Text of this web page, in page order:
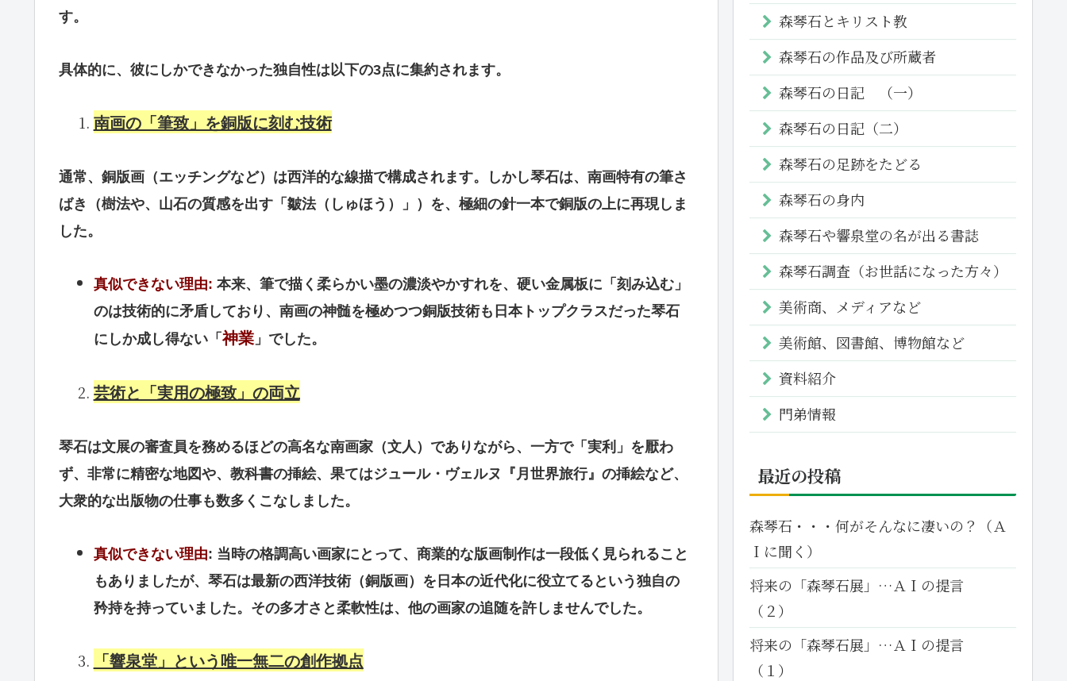
す。
具体的に、彼にしかできなかった独自性は以下の3点に集約されます。
南画の「筆致」を銅版に刻む技術
通常、銅版画（エッチングなど）は西洋的な線描で構成されます。しかし琴石は、南画特有の筆さ
ばき（樹法や、山石の質感を出す「皺法（しゅほう）」）を、極細の針一本で銅版の上に再現しま
した。
真似できない理由: 本来、筆で描く柔らかい墨の濃淡やかすれを、硬い金属板に「刻み込む」
のは技術的に矛盾しており、南画の神髄を極めつつ銅版技術も日本トップクラスだった琴石
にしか成し得ない「神業」でした。
芸術と「実用の極致」の両立
琴石は文展の審査員を務めるほどの高名な南画家（文人）でありながら、一方で「実利」を厭わ
ず、非常に精密な地図や、教科書の挿絵、果てはジュール・ヴェルヌ『月世界旅行』の挿絵など、
大衆的な出版物の仕事も数多くこなしました。
真似できない理由: 当時の格調高い画家にとって、商業的な版画制作は一段低く見られること
もありましたが、琴石は最新の西洋技術（銅版画）を日本の近代化に役立てるという独自の
矜持を持っていました。その多才さと柔軟性は、他の画家の追随を許しませんでした。
「響泉堂」という唯一無二の創作拠点
森琴石とキリスト教
森琴石の作品及び所蔵者
森琴石の日記 （一）
森琴石の日記（二）
森琴石の足跡をたどる
森琴石の身内
森琴石や響泉堂の名が出る書誌
森琴石調査（お世話になった方々）
美術商、メディアなど
美術館、図書館、博物館など
資料紹介
門弟情報
最近の投稿
森琴石・・・何がそんなに凄いの？（Ａ
Ｉに聞く）
将来の「森琴石展」…ＡＩの提言
（２）
将来の「森琴石展」…ＡＩの提言
（１）